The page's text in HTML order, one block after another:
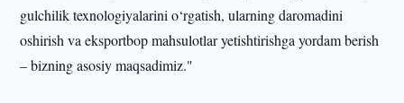
gulchilik texnologiyalarini o‘rgatish, ularning daromadini
oshirish va eksportbop mahsulotlar yetishtirishga yordam berish
– bizning asosiy maqsadimiz."